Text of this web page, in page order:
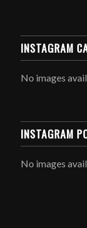
INSTAGRAM
No images
INSTAGRAM
No images